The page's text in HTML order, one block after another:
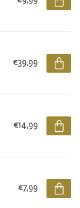
€39,99
€14,99
€7,99